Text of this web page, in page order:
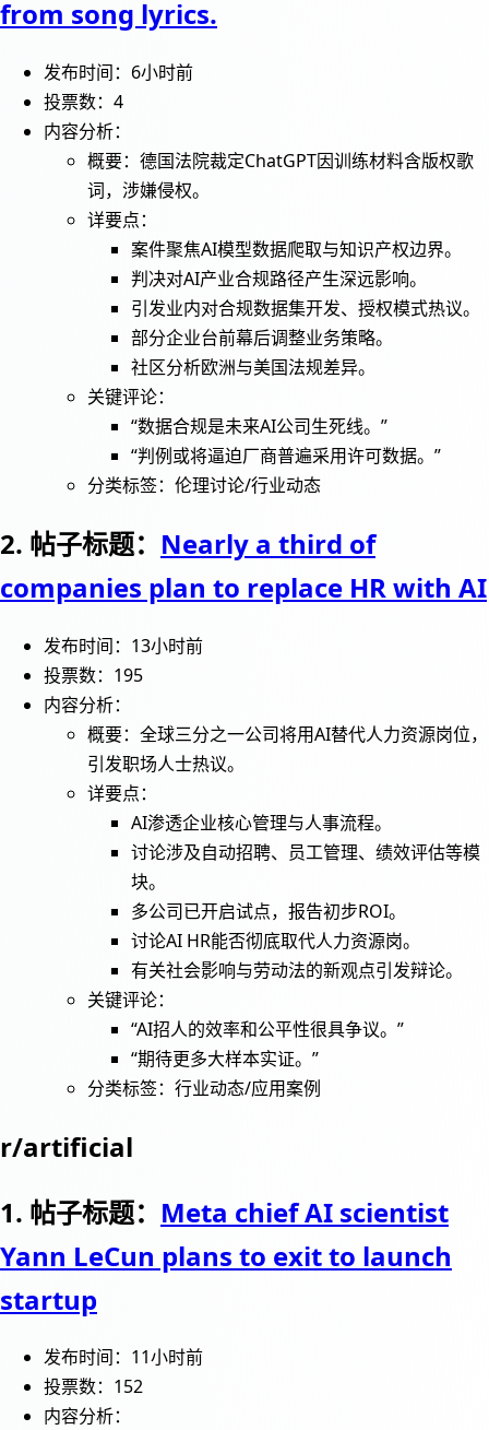
from song lyrics.
发布时间：6小时前
投票数：4
内容分析：
概要：德国法院裁定ChatGPT因训练材料含版权歌
词，涉嫌侵权。
详要点：
案件聚焦AI模型数据爬取与知识产权边界。
判决对AI产业合规路径产生深远影响。
引发业内对合规数据集开发、授权模式热议。
部分企业台前幕后调整业务策略。
社区分析欧洲与美国法规差异。
关键评论：
“数据合规是未来AI公司生死线。”
“判例或将逼迫厂商普遍采用许可数据。”
分类标签：伦理讨论/行业动态
2. 帖子标题： Nearly a third of
companies plan to replace HR with AI
发布时间：13小时前
投票数：195
内容分析：
概要：全球三分之一公司将用AI替代人力资源岗位，
引发职场人士热议。
详要点：
AI渗透企业核心管理与人事流程。
讨论涉及自动招聘、员工管理、绩效评估等模
块。
多公司已开启试点，报告初步ROI。
讨论AI HR能否彻底取代人力资源岗。
有关社会影响与劳动法的新观点引发辩论。
关键评论：
“AI招人的效率和公平性很具争议。”
“期待更多大样本实证。”
分类标签：行业动态/应用案例
r/artificial
1. 帖子标题： Meta chief AI scientist
Yann LeCun plans to exit to launch
startup
发布时间：11小时前
投票数：152
内容分析：